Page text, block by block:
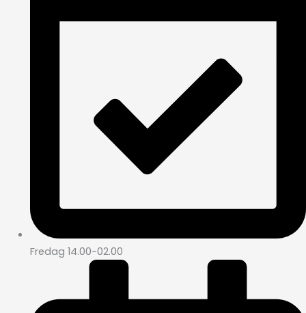
Fredag 14.00-02.00